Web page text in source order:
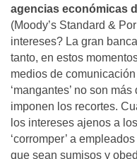
agencias económicas
(Moody’s Standard &
intereses? La gran
tanto, en estos
medios de
‘mangantes’ no son
imponen los recortes.
los intereses ajenos a
‘corromper’ a
que sean sumisos y